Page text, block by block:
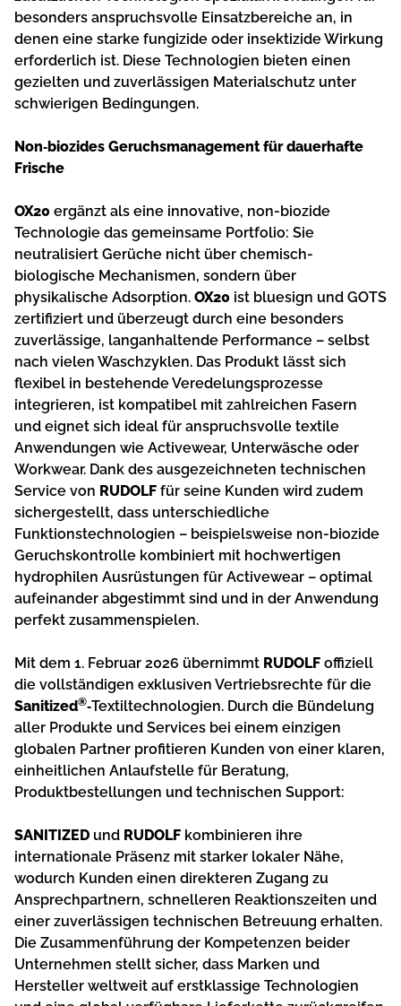
besonders anspruchsvolle Einsatzbereiche an, in
denen eine starke fungizide oder insektizide Wirkung
erforderlich ist. Diese Technologien bieten einen
gezielten und zuverlässigen Materialschutz unter
schwierigen Bedingungen.
Non‑biozides Geruchsmanagement für dauerhafte
Frische
OX20 ergänzt als eine innovative, non-biozide
Technologie das gemeinsame Portfolio: Sie
neutralisiert Gerüche nicht über chemisch-
biologische Mechanismen, sondern über
physikalische Adsorption. OX20 ist bluesign und GOTS
zertifiziert und überzeugt durch eine besonders
zuverlässige, langanhaltende Performance – selbst
nach vielen Waschzyklen. Das Produkt lässt sich
flexibel in bestehende Veredelungsprozesse
integrieren, ist kompatibel mit zahlreichen Fasern
und eignet sich ideal für anspruchsvolle textile
Anwendungen wie Activewear, Unterwäsche oder
Workwear. Dank des ausgezeichneten technischen
Service von RUDOLF für seine Kunden wird zudem
sichergestellt, dass unterschiedliche
Funktionstechnologien – beispielsweise non-biozide
Geruchskontrolle kombiniert mit hochwertigen
hydrophilen Ausrüstungen für Activewear – optimal
aufeinander abgestimmt sind und in der Anwendung
perfekt zusammenspielen.
Mit dem 1. Februar 2026 übernimmt RUDOLF offiziell
die vollständigen exklusiven Vertriebsrechte für die
Sanitized®‑Textiltechnologien. Durch die Bündelung
aller Produkte und Services bei einem einzigen
globalen Partner profitieren Kunden von einer klaren,
einheitlichen Anlaufstelle für Beratung,
Produktbestellungen und technischen Support:
SANITIZED und RUDOLF kombinieren ihre
internationale Präsenz mit starker lokaler Nähe,
wodurch Kunden einen direkteren Zugang zu
Ansprechpartnern, schnelleren Reaktionszeiten und
einer zuverlässigen technischen Betreuung erhalten.
Die Zusammenführung der Kompetenzen beider
Unternehmen stellt sicher, dass Marken und
Hersteller weltweit auf erstklassige Technologien